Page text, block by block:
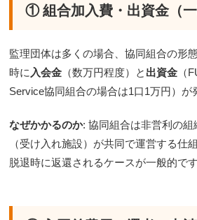
① 組合加入費・出資金（一
監理団体は多くの場合、協同組合の形
時に 入会金 （数万円程度）と 出資金 （
Service協同組合の場合は1口1万円）が
なぜかかるのか: 協同組合は非営利の
（受け入れ施設）が共同で運営する仕
脱退時に返還されるケースが一般的です